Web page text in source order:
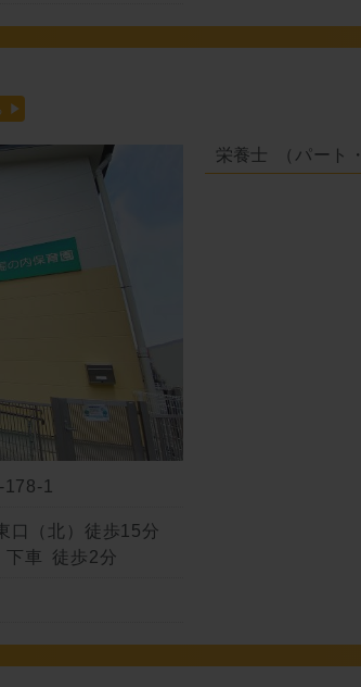
1
口（北）徒歩15分
下車 徒歩2分
栄養士 （パート